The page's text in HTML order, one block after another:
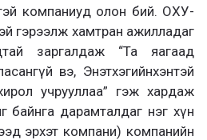
компаниуд олон бий. ОХУ-
гэрээлж хамтран ажилладаг
заргалдаж “Та яагаад
вэ, Энэтхэгийнхэнтэй
учрууллаа” гэж хардаж
байнга дарамталдаг нэг хүн
эрхэт компани) компанийн